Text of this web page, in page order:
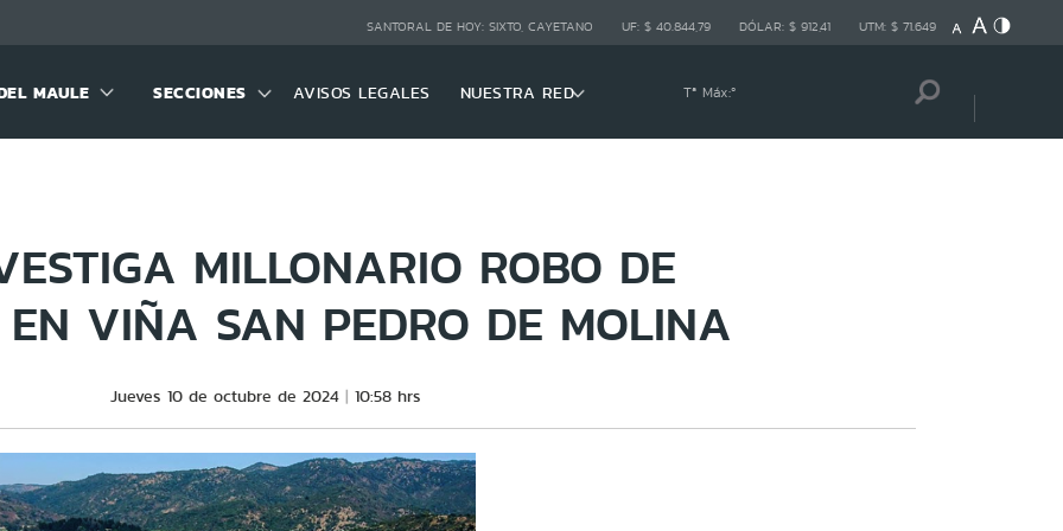
SANTORAL DE HOY: SIXTO, CAYETANO UF: $ 40.844,79 DÓLAR: $ 912,41 UTM: $ 71.649
MAULE SECCIONES AVISOS LEGALES NUESTRA RED Tª Máx:º
MILLONARIO ROBO DE
EN VIÑA SAN PEDRO DE MOLINA
Jueves 10 de octubre de 2024 10:58 hrs